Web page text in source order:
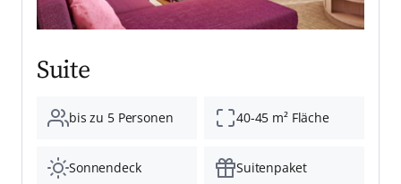
Suite
bis zu 5 Personen 40-45 m² Fläche
Sonnendeck Suitenpaket